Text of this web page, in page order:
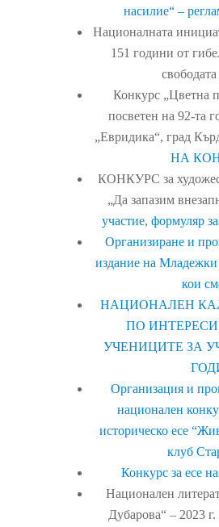
насилие“ –
Националната
151 години от
Конкурс „Цветна
посветен на 92-та
„Евридика“, град
НА
КОНКУРС за
„Да запазим
участие, формуляр
Организиране и
издание на Младежки
кои
НАЦИОНАЛЕН
ПО
УЧЕНИЦИТЕ ЗА
Организация и
национален
историческо есе
клуб
Конкурс за есе
Национален
Дубарова“ – 2023